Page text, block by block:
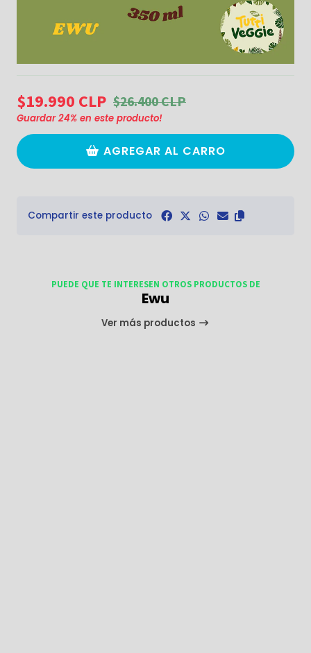
$19.990 CLP $26.400 CLP
Guardar24% en este producto!
AGREGAR AL CARRO
Compartir este producto
PUEDE QUE TE INTERESEN OTROS PRODUCTOS DE
Ewu
Ver más productos